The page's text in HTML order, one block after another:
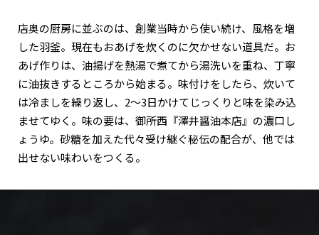
店奥の厨房に並ぶのは、創業当時から使い続け、風格を増
した羽釜。現在もおあげを炊くのに欠かせない道具だ。お
あげ作りは、油揚げを熱湯で煮てから湯洗いを重ね、丁寧
に油抜きするところから始まる。味付けをしたら、炊いて
は冷ましを繰り返し、2～3日かけてじっくりと味を染み込
ませてゆく。味の要は、御所西『澤井醤油本店』の濃口し
ょうゆ。砂糖を加えた代々受け継ぐ秘伝の配合が、他では
出せない味わいをつくる。